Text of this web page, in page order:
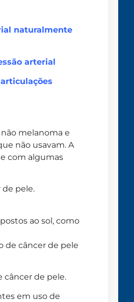
naturalmente
arterial
melanoma e
não usavam. A
com algumas
de pele.
ao sol, como
de câncer de pele
câncer de pele.
em uso de